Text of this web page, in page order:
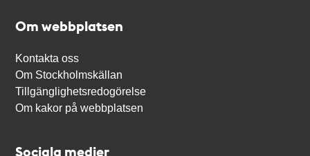
Om webbplatsen
Kontakta oss
Om Stockholmskällan
Tillgänglighetsredogörelse
Om kakor på webbplatsen
Sociala medier